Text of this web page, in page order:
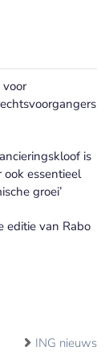
nieuws
voor
is
ook essentieel
groei’
editie van Rabo
ING nieuws